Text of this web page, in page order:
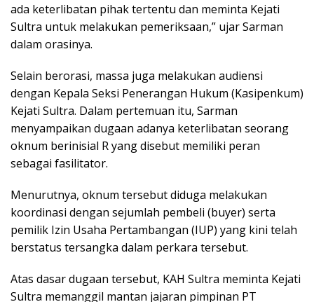
ada keterlibatan pihak tertentu dan meminta Kejati
Sultra untuk melakukan pemeriksaan,” ujar Sarman
dalam orasinya.
Selain berorasi, massa juga melakukan audiensi
dengan Kepala Seksi Penerangan Hukum (Kasipenkum)
Kejati Sultra. Dalam pertemuan itu, Sarman
menyampaikan dugaan adanya keterlibatan seorang
oknum berinisial R yang disebut memiliki peran
sebagai fasilitator.
Menurutnya, oknum tersebut diduga melakukan
koordinasi dengan sejumlah pembeli (buyer) serta
pemilik Izin Usaha Pertambangan (IUP) yang kini telah
berstatus tersangka dalam perkara tersebut.
Atas dasar dugaan tersebut, KAH Sultra meminta Kejati
Sultra memanggil mantan jajaran pimpinan PT